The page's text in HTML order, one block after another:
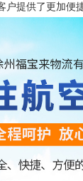
户提供了更加便